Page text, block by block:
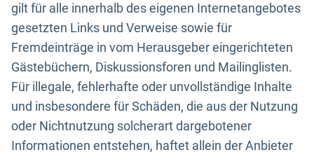
gilt für alle innerhalb des eigenen Internetangebotes
gesetzten Links und Verweise sowie für
Fremdeinträge in vom Herausgeber eingerichteten
Gästebüchern, Diskussionsforen und Mailinglisten.
Für illegale, fehlerhafte oder unvollständige Inhalte
und insbesondere für Schäden, die aus der Nutzung
oder Nichtnutzung solcherart dargebotener
Informationen entstehen, haftet allein der Anbieter